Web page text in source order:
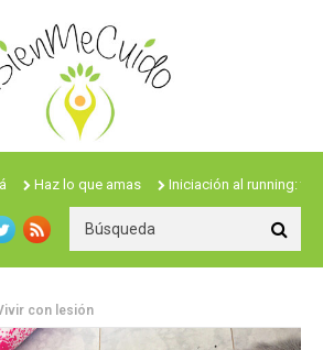
amas Iniciación al running: también fui
con lesión